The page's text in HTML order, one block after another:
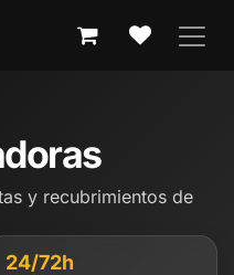
y recubrimientos de
24/72h